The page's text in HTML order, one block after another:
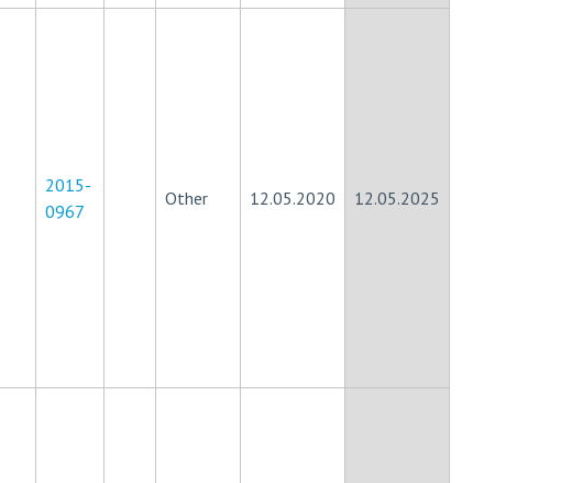
2015-
0967
Other 12.05.2020 12.05.2025